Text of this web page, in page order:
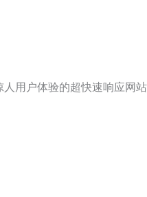
用户体验的超快速响应网